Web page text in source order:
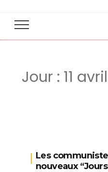
Jour : 11
Les
nouveaux